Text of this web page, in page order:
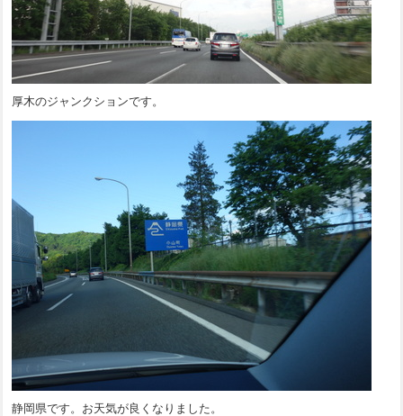
厚木のジャンクションです。
静岡県です。お天気が良くなりました。